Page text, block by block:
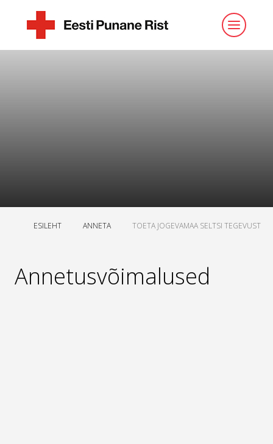
ESILEHT ANNETA TOETA JOGEVAMAA SELTSI TEGEVUST
Annetusvõimalused